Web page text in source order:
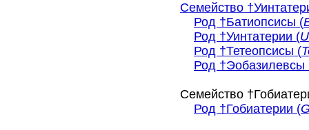
Семейство
Род †Батиопсисы (
Род †Уинтатерии (
Род †Тетеопсисы (
Род †Эобазилевсы
Семейство
Род †Гобиатерии (